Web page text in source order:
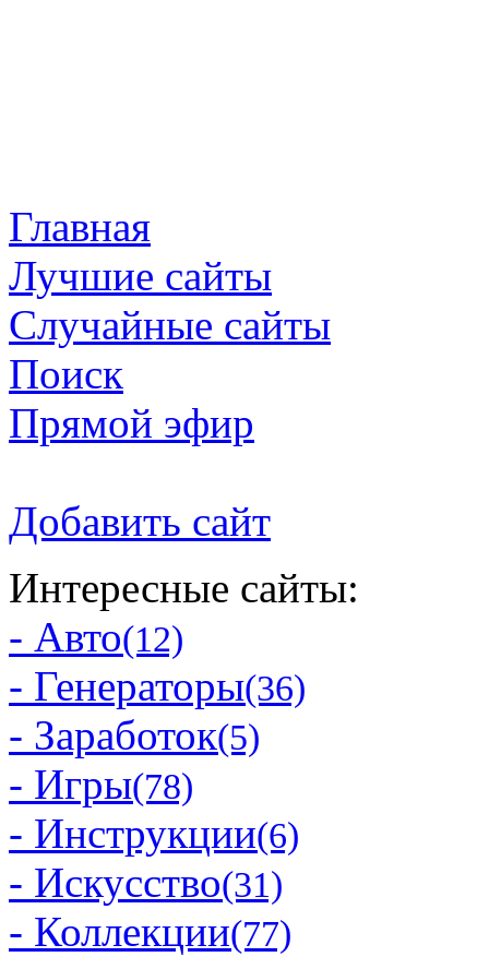
Главная
Лучшие сайты
Случайные сайты
Поиск
Прямой эфир
Добавить сайт
Интересные сайты:
- Авто(12)
- Генераторы(36)
- Заработок(5)
- Игры(78)
- Инструкции(6)
- Искусство(31)
- Коллекции(77)